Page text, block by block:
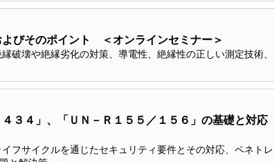
びそのポイント ＜オンラインセミナー＞
破壊や絶縁劣化の対策、導電性、絶縁性の正しい測定技術、
３４」、「ＵＮ－Ｒ１５５／１５６」の基礎と対応
フサイクルを通じたセキュリティ要件とその対応、ペネトレ